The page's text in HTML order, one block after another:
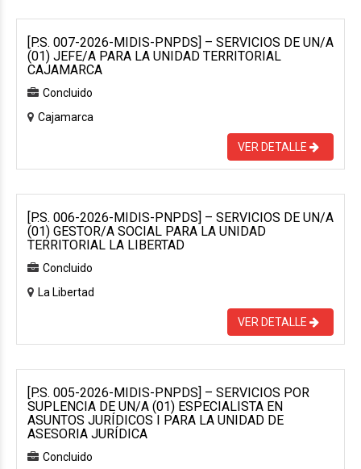
[P.S. 007-2026-MIDIS-PNPDS] – SERVICIOS DE UN/A
(01) JEFE/A PARA LA UNIDAD TERRITORIAL
CAJAMARCA
Concluido
Cajamarca
VER DETALLE
[P.S. 006-2026-MIDIS-PNPDS] – SERVICIOS DE UN/A
(01) GESTOR/A SOCIAL PARA LA UNIDAD
TERRITORIAL LA LIBERTAD
Concluido
La Libertad
VER DETALLE
[P.S. 005-2026-MIDIS-PNPDS] – SERVICIOS POR
SUPLENCIA DE UN/A (01) ESPECIALISTA EN
ASUNTOS JURÍDICOS I PARA LA UNIDAD DE
ASESORIA JURÍDICA
Concluido